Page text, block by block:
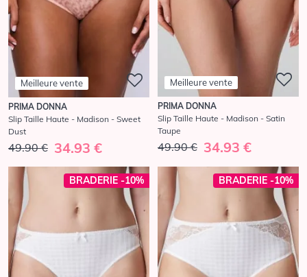
Meilleure vente
PRIMA DONNA
Slip Taille Haute - Madison - Sweet
Dust
49.90 € 34.93 €
Meilleure vente
PRIMA DONNA
Slip Taille Haute - Madison - Satin
Taupe
49.90 € 34.93 €
BRADERIE -10% BRADERIE -10%